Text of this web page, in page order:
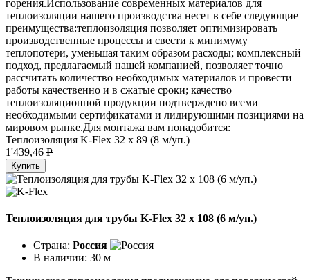
горения.Использование современных материалов для
теплоизоляции нашего производства несет в себе следующие
преимущества:теплоизоляция позволяет оптимизировать
производственные процессы и свести к минимуму
теплопотери, уменьшая таким образом расходы; комплексный
подход, предлагаемый нашей компанией, позволяет точно
рассчитать количество необходимых материалов и провести
работы качественно и в сжатые сроки; качество
теплоизоляционной продукции подтверждено всеми
необходимыми сертификатами и лидирующими позициями на
мировом рынке.Для монтажа вам понадобится:
Теплоизоляция K-Flex 32 х 89 (8 м/уп.)
1'439,46 P
Купить
Теплоизоляция для трубы K-Flex 32 х 108 (6 м/уп.)
Страна: Россия
В наличии: 30 м